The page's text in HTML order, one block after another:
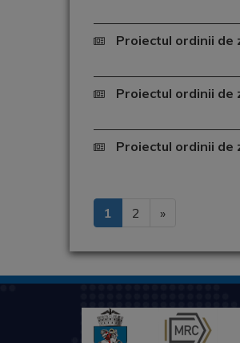
Proiectul ordinii de
Proiectul ordinii de
Proiectul ordinii de
1 2 »